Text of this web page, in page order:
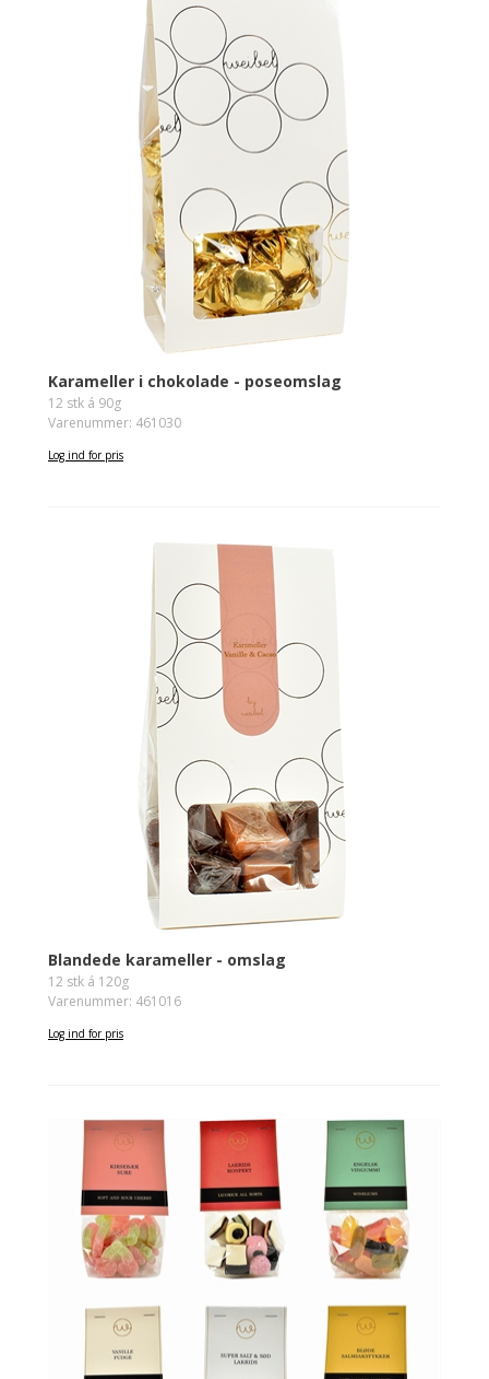
Karameller i chokolade - poseomslag
12 stk á 90g
Varenummer: 461030
Log ind for pris
Blandede karameller - omslag
12 stk á 120g
Varenummer: 461016
Log ind for pris